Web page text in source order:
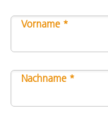
Vorname *
Nachname *